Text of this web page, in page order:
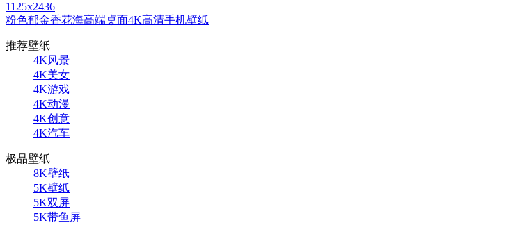
1125x2436
粉色郁金香花海高端桌面4K高清手机壁纸
推荐壁纸
4K风景
4K美女
4K游戏
4K动漫
4K创意
4K汽车
极品壁纸
8K壁纸
5K壁纸
5K双屏
5K带鱼屏